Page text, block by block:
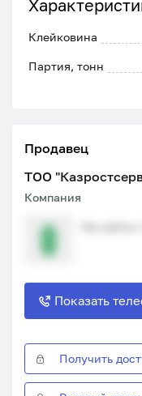
Клейковина
Партия, тонн
Продавец
ТОО
Компания
Показать
Получить